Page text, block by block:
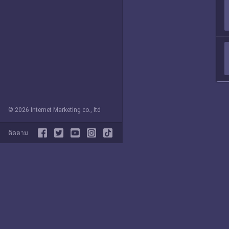
© 2026 Internet Marketing co., ltd
ติดตาม